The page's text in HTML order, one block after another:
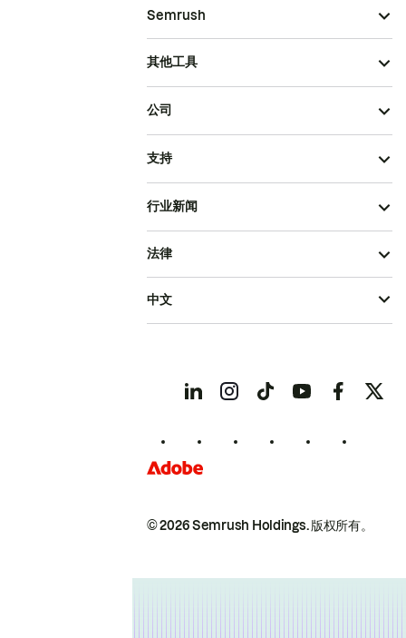
Semrush
其他工具
公司
支持
行业新闻
© 2026 Semrush Holdings.版权所有。
法律
中文